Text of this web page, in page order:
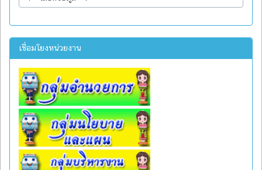
เชื่อมโยงหน่วยงาน